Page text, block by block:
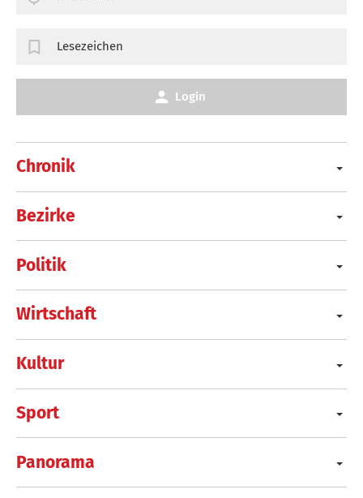
Chronik
Bezirke
Politik
Wirtschaft
Kultur
Sport
Panorama
Lesezeichen
Login